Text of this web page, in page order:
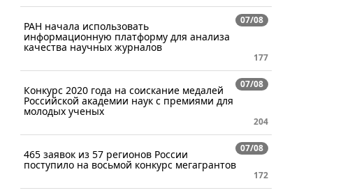
07/08
РАН начала использовать
информационную платформу для анализа
качества научных журналов
177
07/08
Конкурс 2020 года на соискание медалей
Российской академии наук с премиями для
молодых ученых
204
07/08
465 заявок из 57 регионов России
поступило на восьмой конкурс мегагрантов
172